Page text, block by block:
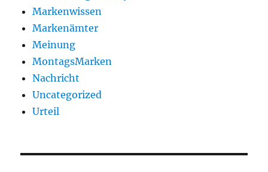
Markenwissen
Markenämter
Meinung
MontagsMarken
Nachricht
Uncategorized
Urteil